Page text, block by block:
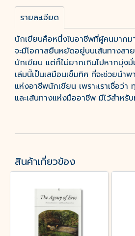
รายละเอียด
นักเขียนคือหนึ่งในอาชีพที่ผู้คนมาก
จะมีโอกาสยืนหยัดอยู่บนเส้นทางสา
นักเขียน แต่ก็ไม่ยากเกินไปหากมุ่ง
เล่มนี้เป็นเสมือนเข็มทิศ ที่จะช่วยนำ
แห่งอาชีพนักเขียน เพราะเราเชื่อว่า
และเส้นทางแห่งมืออาชีพ มีไว้สำหรั
สินค้าเกี่ยวข้อง